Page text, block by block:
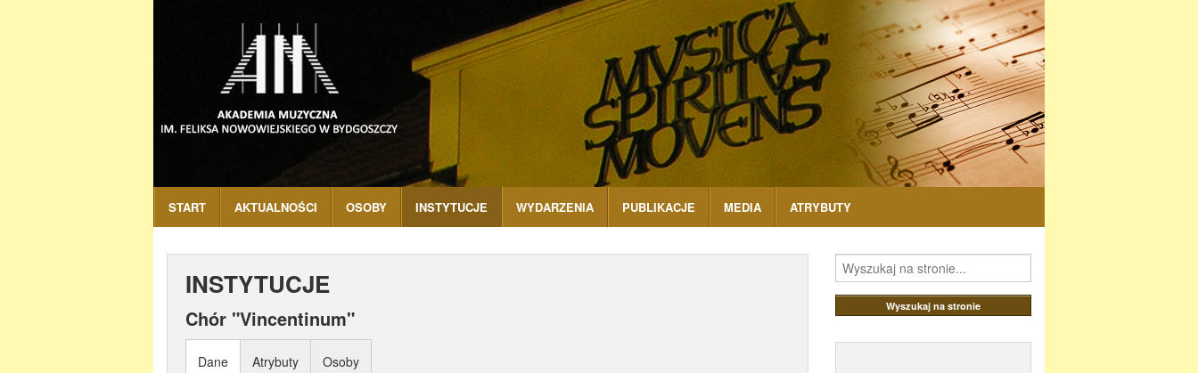
START AKTUALNOŚCI OSOBY INSTYTUCJE WYDARZENIA PUBLIKACJE MEDIA ATRYBUTY
INSTYTUCJE
Chór "Vincentinum"
Dane Atrybuty
Osoby